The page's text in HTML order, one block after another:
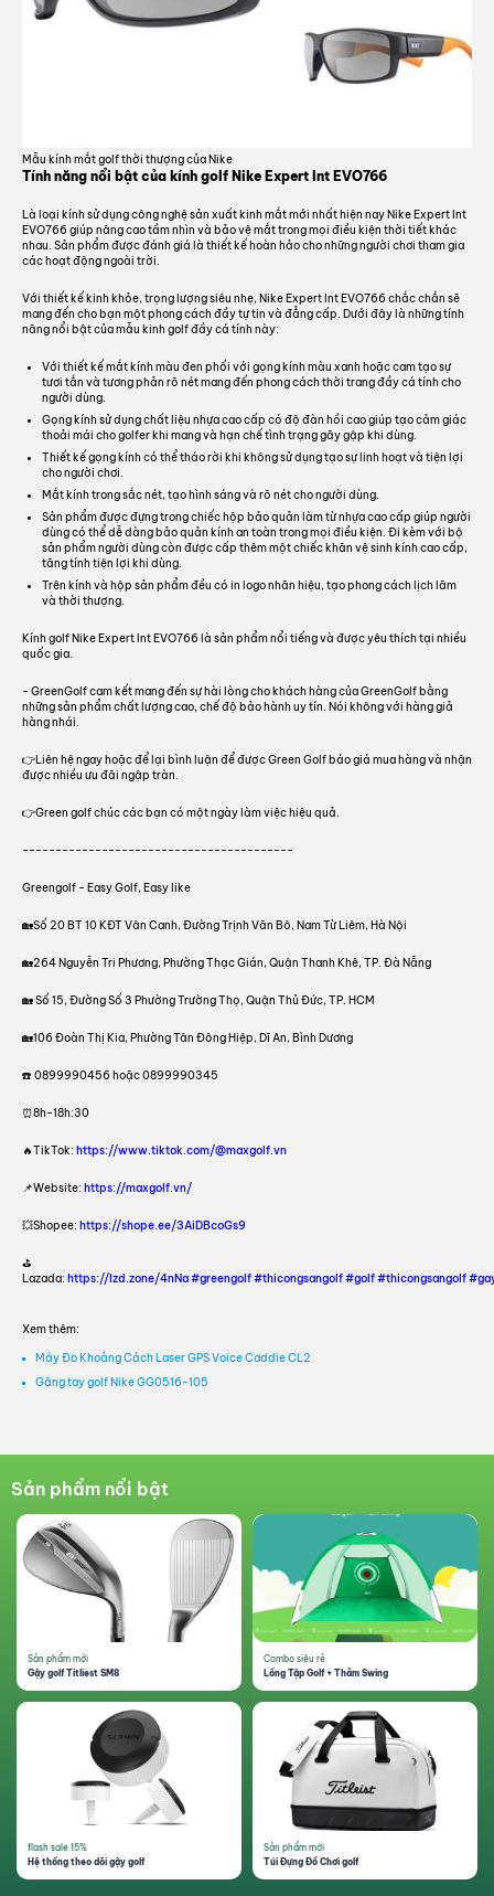
cấp (Áp dụng cho đơn hàng trên 1.000.000VNĐ)
Thông tin của bạn sẽ được bảo mật theo chính sách bảo mật của GreenGolf
Mẫu kính mắt golf thời thượng của Nike
Tính năng nổi bật của kính golf Nike Expert Int EVO766
Là loại kính sử dụng công nghệ sản xuất kinh mắt mới nhất hiện nay Nike Expert Int
EVO766 giúp nâng cao tầm nhìn và bảo vệ mắt trong mọi điều kiện thời tiết khác
nhau. Sản phẩm được đánh giá là thiết kế hoàn hảo cho những người chơi tham gia
các hoạt động ngoài trời.
Với thiết kế kinh khỏe, trọng lượng siêu nhẹ, Nike Expert Int EVO766 chắc chắn sẽ
mang đến cho bạn một phong cách đầy tự tin và đẳng cấp. Dưới đây là những tính
năng nổi bật của mẫu kinh golf đầy cá tính này:
Với thiết kế mắt kính màu đen phối với gọng kính màu xanh hoặc cam tạo sự
tươi tắn và tương phản rõ nét mang đến phong cách thời trang đầy cá tính cho
người dùng.
Gọng kính sử dụng chất liệu nhựa cao cấp có độ đàn hồi cao giúp tạo cảm giác
thoải mái cho golfer khi mang và hạn chế tình trạng gãy gập khi dùng.
Thiết kế gọng kính có thể tháo rời khi không sử dụng tạo sự linh hoạt và tiện lợi
cho người chơi.
Mắt kính trong sắc nét, tạo hình sáng và rõ nét cho người dùng.
Sản phẩm được đựng trong chiếc hộp bảo quản làm từ nhựa cao cấp giúp người
dùng có thể dễ dàng bảo quản kính an toàn trong mọi điều kiện. Đi kèm với bộ
sản phẩm người dùng còn được cấp thêm một chiếc khăn vệ sinh kính cao cấp,
tăng tính tiện lợi khi dùng.
Trên kính và hộp sản phẩm đều có in logo nhãn hiệu, tạo phong cách lịch lãm
và thời thượng.
Kính golf Nike Expert Int EVO766 là sản phẩm nổi tiếng và được yêu thích tại nhiều
quốc gia.
- GreenGolf cam kết mang đến sự hài lòng cho khách hàng của GreenGolf bằng
những sản phẩm chất lượng cao, chế độ bảo hành uy tín. Nói không với hàng giả
hàng nhái.
👉Liên hệ ngay hoặc để lại bình luận để được Green Golf báo giá mua hàng và nhận
được nhiều ưu đãi ngập tràn.
👉Green golf chúc các bạn có một ngày làm việc hiệu quả.
-----------------------------------------
Greengolf - Easy Golf, Easy like
🏡Số 20 BT 10 KĐT Vân Canh, Đường Trịnh Văn Bô, Nam Từ Liêm, Hà Nội
🏡264 Nguyễn Tri Phương, Phường Thạc Gián, Quận Thanh Khê, TP. Đà Nẵng
🏡 Số 15, Đường Số 3 Phường Trường Thọ, Quận Thủ Đức, TP. HCM
🏡106 Đoàn Thị Kia, Phường Tân Đông Hiệp, Dĩ An, Bình Dương
☎️ 0899990456 hoặc 0899990345
⏰8h-18h:30
🔥TikTok: https://www.tiktok.com/@maxgolf.vn
📌Website: https://maxgolf.vn/
💥Shopee: https://shope.ee/3AiDBcoGs9
⛳
Lazada: https://lzd.zone/4nNa#greengolf#thicongsangolf#golf#thicongsangolf
Xem thêm:
Máy Đo Khoảng Cách Laser GPS Voice Caddie CL2
Găng tay golf Nike GG0516-105
Sản phẩm nổi bật
Sản phẩm mới
Gậy golf Titliest SM8
Combo siêu rẻ
Lồng Tập Golf + Thảm Swing
flash sale 15%
Hệ thống theo dõi gậy golf
Sản phẩm mới
Túi Đựng Đồ Chơi golf